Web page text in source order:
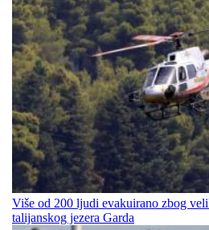
Više od 200 ljudi evakuirano zbog
talijanskog jezera Garda